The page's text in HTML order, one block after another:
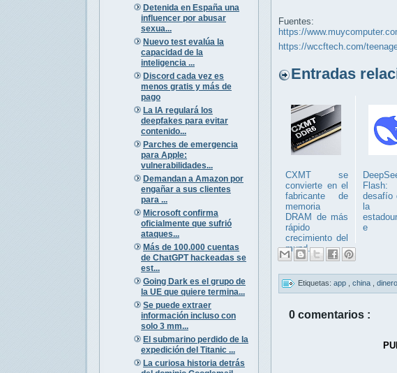
Detenida en España una
influencer por abusar
sexua...
Nuevo test evalúa la
capacidad de la
inteligencia ...
Discord cada vez es
menos gratis y más de
pago
La IA regulará los
deepfakes para evitar
contenido...
Parches de emergencia
para Apple:
vulnerabilidades...
Demandan a Amazon por
engañar a sus clientes
para ...
Microsoft confirma
oficialmente que sufrió
ataques...
Más de 100.000 cuentas
de ChatGPT hackeadas se
est...
Going Dark es el grupo de
la UE que quiere termina...
Se puede extraer
información incluso con
solo 3 mm...
El submarino perdido de la
expedición del Titanic ...
La curiosa historia detrás
Fuentes:
https://
https://wccftech.com/
Entradas
CXMT se
convierte en el
fabricante de
memoria
DRAM de más
rápido
crecimiento del
mund...
desafío
la
e
Etiquetas: app china dinero
0 comentarios :